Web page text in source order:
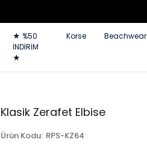
★ %50
İNDİRİM
★
Korse Beachwear
Klasik Zerafet Elbise
Ürün Kodu: RPS-KZ64